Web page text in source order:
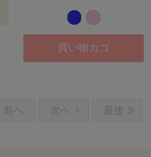
買い物カゴ
前へ 次へ 最後